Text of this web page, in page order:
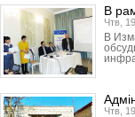
В
Чтв,
В
Чтв,